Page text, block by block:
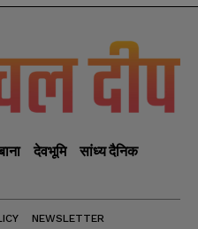
देवभूमि
सांध्य दैनिक
NEWSLETTER